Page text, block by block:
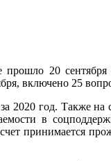
20 сентября
включено 25
2020 год. Также на
в
принимается